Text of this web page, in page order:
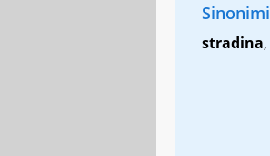
Sinonimi
stradina,